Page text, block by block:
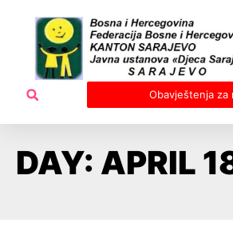
content
Obavještenja za
DAY: APRIL